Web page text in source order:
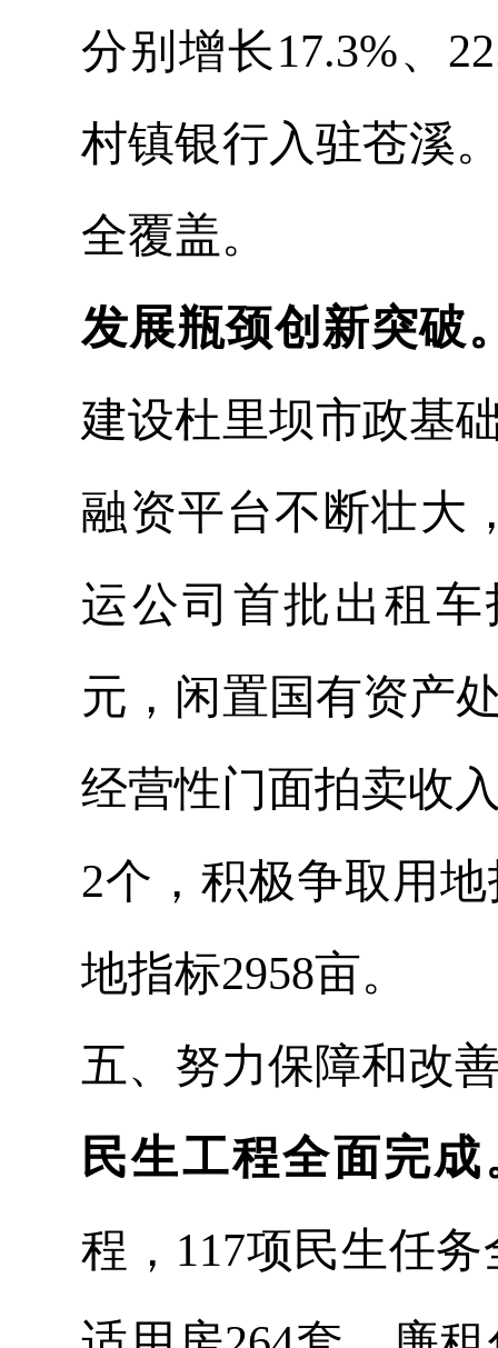
分别增长17.3%、
村镇银行入驻苍溪
全覆盖。
发展瓶颈创新突破
建设杜里坝市政基
融资平台不断壮大
运公司首批出租
元，闲置国有资产
经营性门面拍卖收
2个，积极争取用
地指标2958亩。
五、努力保障和改
民生工程全面完成
程，117项民生任